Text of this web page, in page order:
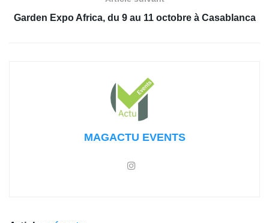
Garden Expo Africa, du 9 au 11 octobre à Casablanca
MAGACTU EVENTS